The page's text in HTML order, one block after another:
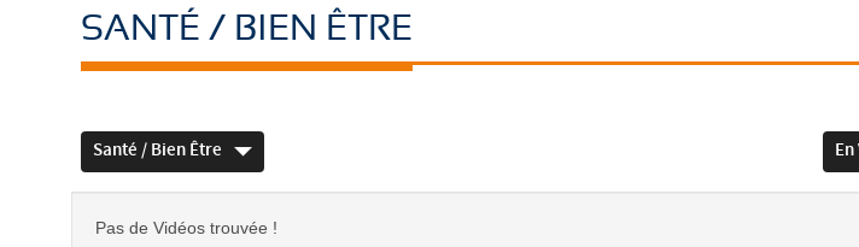
SANTÉ / BIEN ÊTRE
Santé / Bien Être
Pas de Vidéos trouvée !